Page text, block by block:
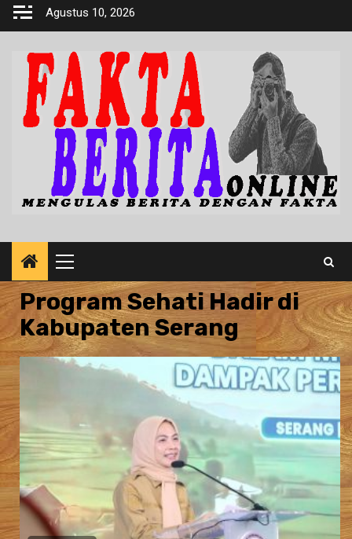
Skip
Agustus 10, 2026
Primary
Menu
Program Sehati Hadir di
Kabupaten Serang